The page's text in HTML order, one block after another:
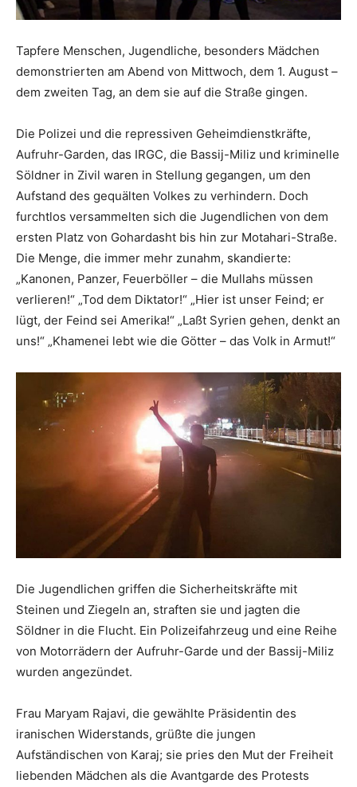
Tapfere Menschen, Jugendliche, besonders Mädchen
demonstrierten am Abend von Mittwoch, dem 1. August –
dem zweiten Tag, an dem sie auf die Straße gingen.
Die Polizei und die repressiven Geheimdienstkräfte,
Aufruhr-Garden, das IRGC, die Bassij-Miliz und kriminelle
Söldner in Zivil waren in Stellung gegangen, um den
Aufstand des gequälten Volkes zu verhindern. Doch
furchtlos versammelten sich die Jugendlichen von dem
ersten Platz von Gohardasht bis hin zur Motahari-Straße.
Die Menge, die immer mehr zunahm, skandierte:
„Kanonen, Panzer, Feuerböller – die Mullahs müssen
verlieren!“ „Tod dem Diktator!“ „Hier ist unser Feind; er
lügt, der Feind sei Amerika!“ „Laßt Syrien gehen, denkt an
uns!“ „Khamenei lebt wie die Götter – das Volk in Armut!“
Die Jugendlichen griffen die Sicherheitskräfte mit
Steinen und Ziegeln an, straften sie und jagten die
Söldner in die Flucht. Ein Polizeifahrzeug und eine Reihe
von Motorrädern der Aufruhr-Garde und der Bassij-Miliz
wurden angezündet.
Frau Maryam Rajavi, die gewählte Präsidentin des
iranischen Widerstands, grüßte die jungen
Aufständischen von Karaj; sie pries den Mut der Freiheit
liebenden Mädchen als die Avantgarde des Protests